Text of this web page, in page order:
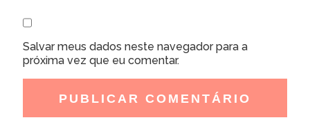
Salvar meus dados neste navegador para a
próxima vez que eu comentar.